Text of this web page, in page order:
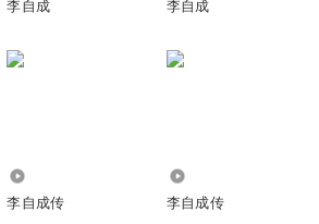
李自成 李自成
李自成传 李自成传